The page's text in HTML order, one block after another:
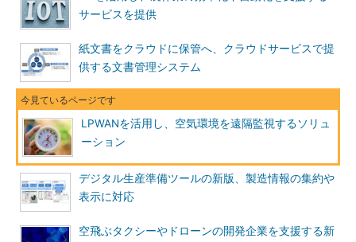
サービスを提供
紙文書をクラウドに保管へ、クラウドサービスで提
供する文書管理システム
LPWANを活用し、空気環境を遠隔監視するソリュ
ーション
デジタル生産準備ツールの新版、製造情報の集約や
表示に対応
空飛ぶタクシーやドローンの開発企業を支援する新